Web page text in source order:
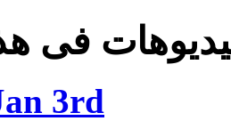
فى
3rd